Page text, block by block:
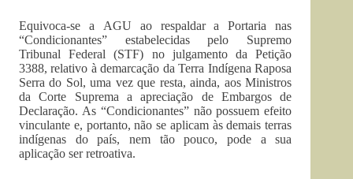
Equivoca-se a AGU ao respaldar a Portaria nas
“Condicionantes” estabelecidas pelo Supremo
Tribunal Federal (STF) no julgamento da Petição
3388, relativo à demarcação da Terra Indígena Raposa
Serra do Sol, uma vez que resta, ainda, aos Ministros
da Corte Suprema a apreciação de Embargos de
Declaração. As “Condicionantes” não possuem efeito
vinculante e, portanto, não se aplicam às demais terras
indígenas do país, nem tão pouco, pode a sua
aplicação ser retroativa.